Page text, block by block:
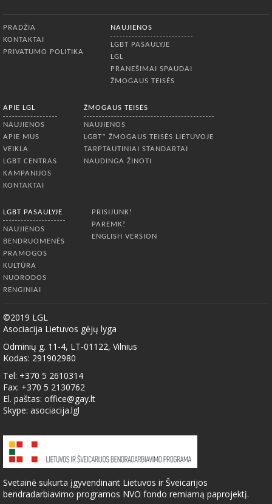
PRADŽIA
KONTAKTAI
PRIVATUMO POLITIKA
NAUJIENOS
LGBT PASAULYJE
LGL
PRANEŠIMAI SPAUDAI
ŽMOGAUS TEISĖS
APIE LGL
NAUJIENOS
APIE MUS
VEIKLA
LGBT CENTRAS
KAMPANIJOS
KONTAKTAI
ŽMOGAUS TEISĖS
NAUJIENOS
LGBT* ŽMOGAUS TEISĖS LIETUVOJE
TARPTAUTINIAI STANDARTAI
NAUDINGA ŽINOTI
LGBT PASAULYJE
NAUJIENOS
BENDRUOMENĖS
PRAMOGOS
KULTŪRA
NUORODOS
RENGINIAI
PRISIJUNK!
PAREMK!
ENGLISH VERSION
©2019 LGL
Asociacija Lietuvos gėjų lyga
Odminių g. 11-4, LT-01122, Vilnius
Kodas: 291902980
Tel: +370 5 2610314
Fax: +370 5 2130762
El. paštas: office@gay.lt
Skype: asociacija.lgl
Svetainė sukurta įgyvendinant Lietuvos ir Šveicarijos
bendradarbiavimo programos NVO fondo remiamą paprojektį.